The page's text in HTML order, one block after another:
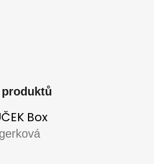
Box
je 5 z 5 hvězdiček.